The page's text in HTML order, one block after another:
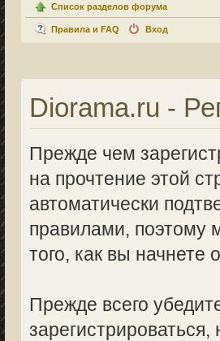
Список разделов форума
Правила и FAQ Вход
Diorama.ru -
Прежде чем
на прочтение этой
автоматически
правилами, поэтому
того, как вы
Прежде всего